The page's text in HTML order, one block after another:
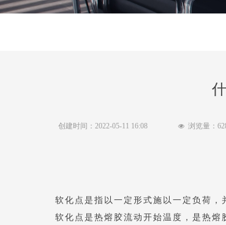
创建时间： 2022-05-11 16:08 넶 浏览量：
软化点是指以一定形式施以一定负荷，
软化点是热熔胶流动开始温度，是热熔